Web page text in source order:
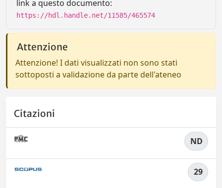
link a questo documento:
https://hdl.handle.net/11585/465574
Attenzione
Attenzione! I dati visualizzati non sono stati
sottoposti a validazione da parte dell'ateneo
Citazioni
ND
29